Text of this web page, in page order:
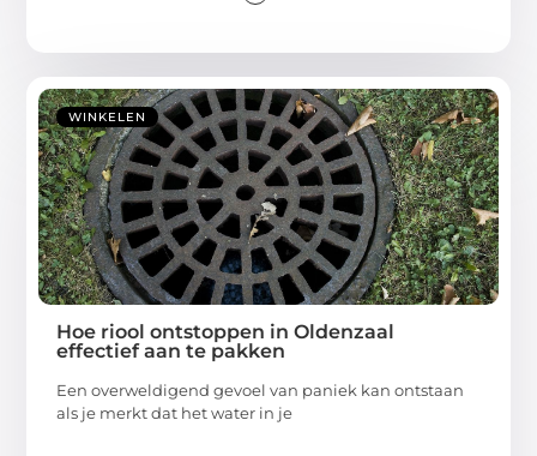
WINKELEN
Hoe riool ontstoppen in Oldenzaal
effectief aan te pakken
Een overweldigend gevoel van paniek kan ontstaan
als je merkt dat het water in je